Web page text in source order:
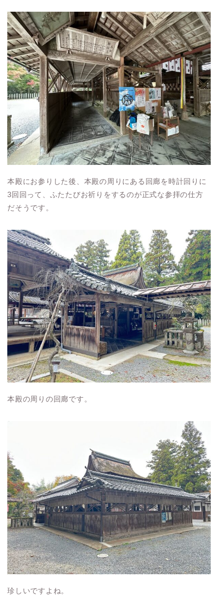
本殿にお参りした後、本殿の周りにある回廊を時計回りに
3回回って、ふたたびお祈りをするのが正式な参拝の仕方
だそうです。
本殿の周りの回廊です。
珍しいですよね。